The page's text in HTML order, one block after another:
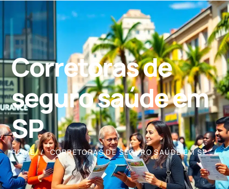
Corretoras de
seguro saúde em
SP
HOME CORRETORAS DE SEGURO SAÚDE EM SP